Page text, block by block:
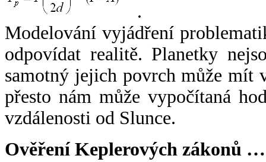
.
Modelování vyjádření
odpovídat realitě. Planetky
samotný jejich povrch může mít
přesto nám může vypočítaná
vzdálenosti od Slunce.
Ověření Keplerových zákonů …